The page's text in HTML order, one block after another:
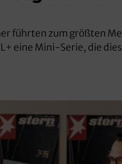
führten zum größten
eine Mini-Serie, die